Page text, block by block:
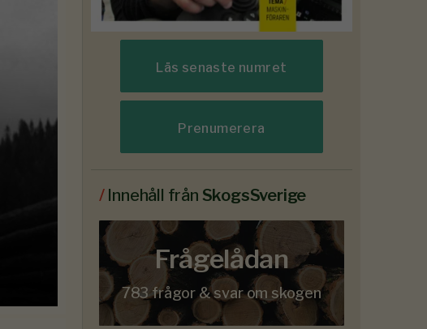
Läs senaste numret
Prenumerera
/ Innehåll från SkogsSverige
Frågelådan
783 frågor & svar om skogen